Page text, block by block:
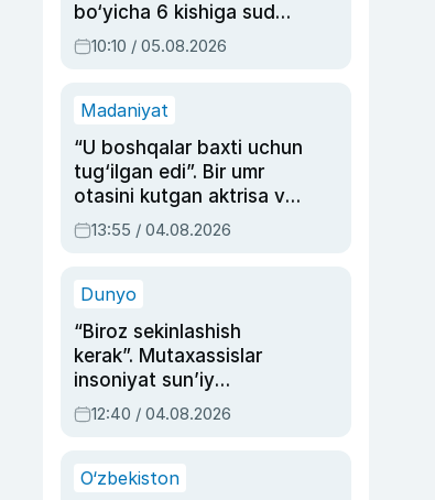
bo‘yicha 6 kishiga sud
hukmi o‘qildi
10:10 / 05.08.2026
Madaniyat
“U boshqalar baxti uchun
tug‘ilgan edi”. Bir umr
otasini kutgan aktrisa va
dublyaj ustasi Rimma
Ahmedovaning
13:55 / 04.08.2026
Dunyo
“Biroz sekinlashish
kerak”. Mutaxassislar
insoniyat sun’iy
intellektni boshqara
olmay qolishidan xavotir
12:40 / 04.08.2026
O‘zbekiston